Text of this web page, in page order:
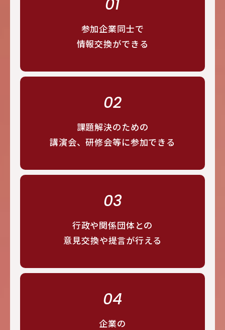
01
参加企業同士で
情報交換ができる
02
課題解決のための
講演会、研修会等に参加できる
03
行政や関係団体との
意見交換や提言が行える
04
企業の